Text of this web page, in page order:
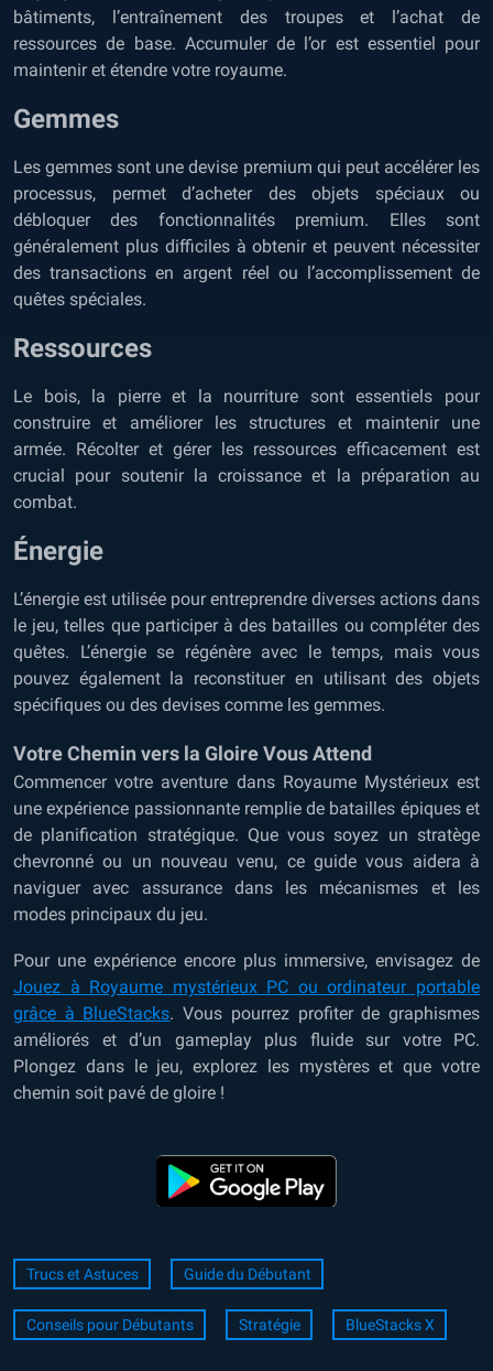
bâtiments, l’entraînement des troupes et l’achat de
ressources de base. Accumuler de l’or est essentiel pour
maintenir et étendre votre royaume.
Gemmes
Les gemmes sont une devise premium qui peut accélérer les
processus, permet d’acheter des objets spéciaux ou
débloquer des fonctionnalités premium. Elles sont
généralement plus difficiles à obtenir et peuvent nécessiter
des transactions en argent réel ou l’accomplissement de
quêtes spéciales.
Ressources
Le bois, la pierre et la nourriture sont essentiels pour
construire et améliorer les structures et maintenir une
armée. Récolter et gérer les ressources efficacement est
crucial pour soutenir la croissance et la préparation au
combat.
Énergie
L’énergie est utilisée pour entreprendre diverses actions dans
le jeu, telles que participer à des batailles ou compléter des
quêtes. L’énergie se régénère avec le temps, mais vous
pouvez également la reconstituer en utilisant des objets
spécifiques ou des devises comme les gemmes.
Votre Chemin vers la Gloire Vous Attend
Commencer votre aventure dans Royaume Mystérieux est
une expérience passionnante remplie de batailles épiques et
de planification stratégique. Que vous soyez un stratège
chevronné ou un nouveau venu, ce guide vous aidera à
naviguer avec assurance dans les mécanismes et les
modes principaux du jeu.
Pour une expérience encore plus immersive, envisagez de
Jouez à Royaume mystérieux PC ou ordinateur portable
grâce à BlueStacks. Vous pourrez profiter de graphismes
améliorés et d’un gameplay plus fluide sur votre PC.
Plongez dans le jeu, explorez les mystères et que votre
chemin soit pavé de gloire !
Trucs et Astuces Guide du Débutant
Conseils pour Débutants Stratégie BlueStacks X